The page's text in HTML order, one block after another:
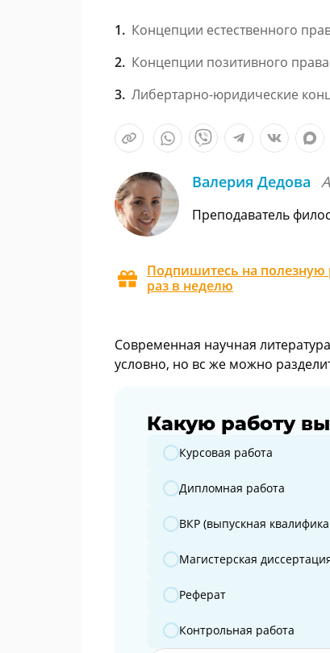
Концепции естественного
Концепции позитивного права
Либертарно-юридические
Валерия Дедова
Преподаватель
Подпишитесь на полезную
раз в неделю
Современная научная
условно, но вс же можно
Какую работу вы
Какую работу вы готовите?
Курсовая работа
Дипломная работа
ВКР (выпускная
Магистерская
Реферат
Контрольная работа